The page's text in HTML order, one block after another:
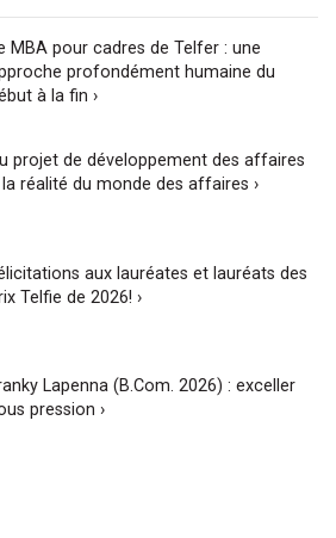
MBA pour cadres de Telfer : une
profondément humaine du
à la fin ›
projet de développement des affaires
réalité du monde des affaires ›
aux lauréates et lauréats des
Telfie de 2026! ›
Lapenna (B.Com. 2026) : exceller
pression ›